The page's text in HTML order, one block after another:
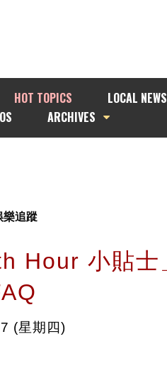
HOT TOPICS
LOCAL NEWS
ARCHIVES
樂追蹤
Hour 小貼士
(星期四)